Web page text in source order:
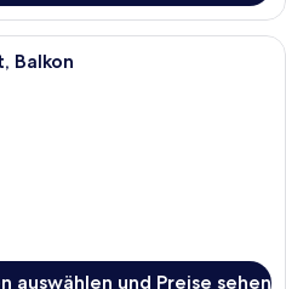
Ein Hotelzimmer mit einem großen
Balkon
auswählen und Preise sehen